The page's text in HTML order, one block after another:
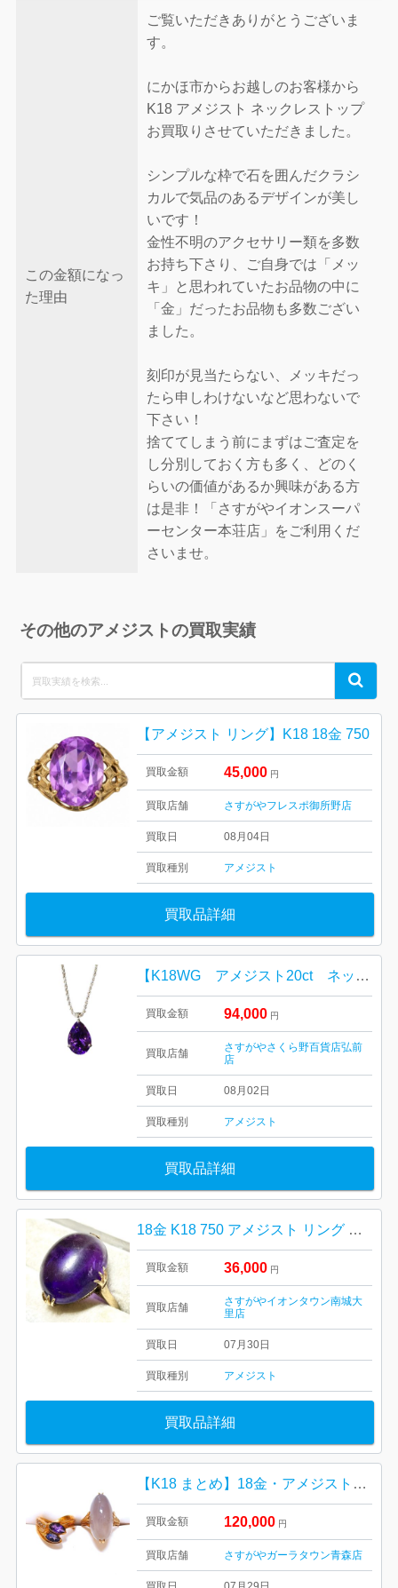
この金額になっ
た理由
ご覧いただきありがとうございま
す。
にかほ市からお越しのお客様から
K18 アメジスト ネックレストップ
お買取りさせていただきました。
シンプルな枠で石を囲んだクラシ
カルで気品のあるデザインが美し
いです！
金性不明のアクセサリー類を多数
お持ち下さり、ご自身では「メッ
キ」と思われていたお品物の中に
「金」だったお品物も多数ござい
ました。
刻印が見当たらない、メッキだっ
たら申しわけないなど思わないで
下さい！
捨ててしまう前にまずはご査定を
し分別しておく方も多く、どのく
らいの価値があるか興味がある方
は是非！「さすがやイオンスーパ
ーセンター本荘店」をご利用くだ
さいませ。
その他のアメジストの買取実績
for:
Search
【アメジスト リング】K18 18金 750
買取金額 45,000 円
買取店舗 さすがやフレスポ御所野店
買取日 08月04日
買取種別 アメジスト
買取品詳細
【K18WG アメジスト20ct ネックレス】さくら野百貨店弘前店
買取金額 94,000 円
買取店舗
さすがやさくら野百貨店弘前
店
買取日 08月02日
買取種別 アメジスト
買取品詳細
18金 K18 750 アメジスト リング 指輪 ジュエリー
買取金額 36,000 円
買取店舗
さすがやイオンタウン南城大
里店
買取日 07月30日
買取種別 アメジスト
買取品詳細
【K18 まとめ】18金・アメジスト・リング・指輪・貴金属・アクセサリー
買取金額 120,000 円
買取店舗 さすがやガーラタウン青森店